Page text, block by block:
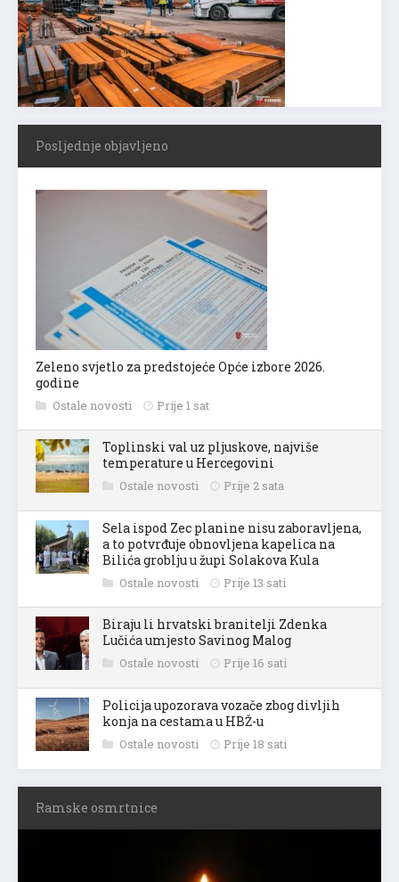
Posljednje objavljeno
Zeleno svjetlo za predstojeće Opće izbore 2026.
godine
Ostale novosti Prije 1 sat
Toplinski val uz pljuskove, najviše
temperature u Hercegovini
Ostale novosti Prije 2 sata
Sela ispod Zec planine nisu zaboravljena,
a to potvrđuje obnovljena kapelica na
Bilića groblju u župi Solakova Kula
Ostale novosti Prije 13 sati
Biraju li hrvatski branitelji Zdenka
Lučića umjesto Savinog Malog
Ostale novosti Prije 16 sati
Policija upozorava vozače zbog divljih
konja na cestama u HBŽ-u
Ostale novosti Prije 18 sati
Ramske osmrtnice